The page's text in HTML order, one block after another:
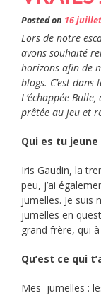
Posted on 16
Lors de notre
avons souhaité
horizons afin de
blogs. C’est
L’échappée
prêtée au jeu et
Qui es tu
Iris Gaudin, la
peu, j’ai
jumelles. Je suis
jumelles en
grand frère, qui
Qu’est ce qui
Mes jumelles :